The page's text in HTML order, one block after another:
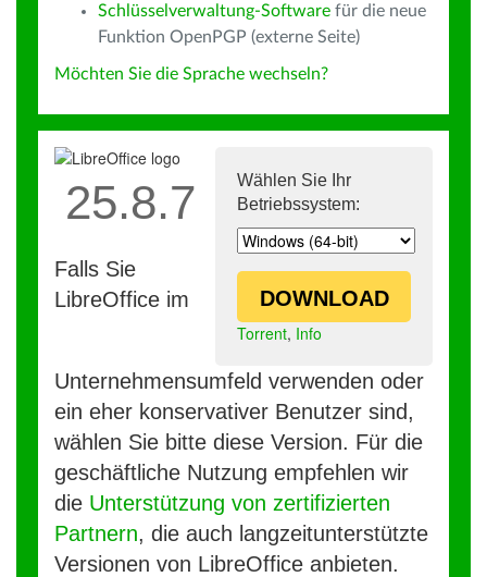
Schlüsselverwaltung-Software für die neue
Funktion OpenPGP (externe Seite)
Möchten Sie die Sprache wechseln?
Wählen Sie Ihr
Betriebssystem:
DOWNLOAD
Torrent, Info
25.8.7
Falls Sie
LibreOffice im
Unternehmensumfeld verwenden oder
ein eher konservativer Benutzer sind,
wählen Sie bitte diese Version. Für die
geschäftliche Nutzung empfehlen wir
die Unterstützung von zertifizierten
Partnern, die auch langzeitunterstützte
Versionen von LibreOffice anbieten.